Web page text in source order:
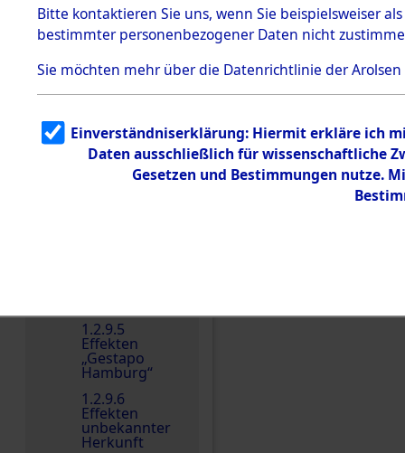
1.2.9.2
Effekten aus
dem KZ
Bayerisches
1.2.9.3
Effekten aus
dem KZ
Neuengamm
1.2.9.5
Effekten
„Gestapo
Hamburg“
1.2.9.6
Effekten
unbekannter
Herkunft
Einen Kommentar
Bitte kontaktieren Sie uns, wenn Sie beispielsweiser
bestimmter personenbezogener Daten nicht
Sie möchten mehr über die Datenrichtlinie der Arolsen
Einverständniserklärung: Hiermit erkläre ich
Daten ausschließlich für wissenschaftliche
Gesetzen und Bestimmungen nutze.